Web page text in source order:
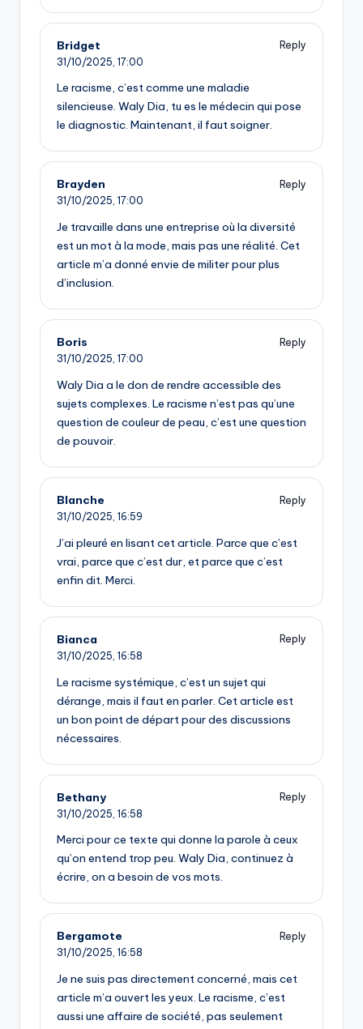
Bridget
Reply
31/10/2025, 17:00
Le racisme, c’est comme une maladie
silencieuse. Waly Dia, tu es le médecin qui pose
le diagnostic. Maintenant, il faut soigner.
Brayden
Reply
31/10/2025, 17:00
Je travaille dans une entreprise où la diversité
est un mot à la mode, mais pas une réalité. Cet
article m’a donné envie de militer pour plus
d’inclusion.
Boris
Reply
31/10/2025, 17:00
Waly Dia a le don de rendre accessible des
sujets complexes. Le racisme n’est pas qu’une
question de couleur de peau, c’est une question
de pouvoir.
Blanche
Reply
31/10/2025, 16:59
J’ai pleuré en lisant cet article. Parce que c’est
vrai, parce que c’est dur, et parce que c’est
enfin dit. Merci.
Bianca
Reply
31/10/2025, 16:58
Le racisme systémique, c’est un sujet qui
dérange, mais il faut en parler. Cet article est
un bon point de départ pour des discussions
nécessaires.
Bethany
Reply
31/10/2025, 16:58
Merci pour ce texte qui donne la parole à ceux
qu’on entend trop peu. Waly Dia, continuez à
écrire, on a besoin de vos mots.
Bergamote
Reply
31/10/2025, 16:58
Je ne suis pas directement concerné, mais cet
article m’a ouvert les yeux. Le racisme, c’est
aussi une affaire de société, pas seulement